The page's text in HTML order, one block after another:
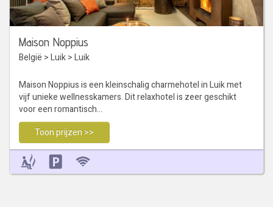
Maison Noppius
België >Luik>Luik
Maison Noppius is een kleinschalig charmehotel in Luik met
vijf unieke wellnesskamers. Dit relaxhotel is zeer geschikt
voor een romantisch…
Toon prijzen >>